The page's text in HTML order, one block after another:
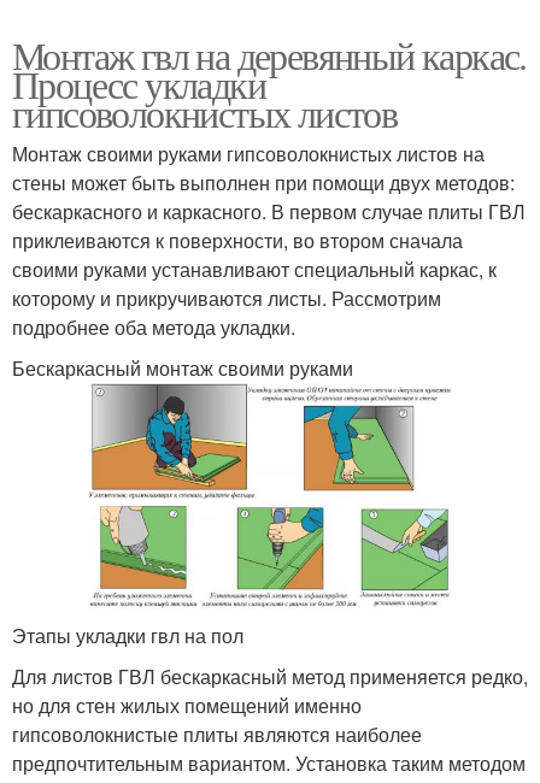
Монтаж гвл на деревянный каркас.
Процесс укладки
гипсоволокнистых листов
Монтаж своими руками гипсоволокнистых листов на
стены может быть выполнен при помощи двух методов:
бескаркасного и каркасного. В первом случае плиты ГВЛ
приклеиваются к поверхности, во втором сначала
своими руками устанавливают специальный каркас, к
которому и прикручиваются листы. Рассмотрим
подробнее оба метода укладки.
Бескаркасный монтаж своими руками
Этапы укладки гвл на пол
Для листов ГВЛ бескаркасный метод применяется редко,
но для стен жилых помещений именно
гипсоволокнистые плиты являются наиболее
предпочтительным вариантом. Установка таким методом